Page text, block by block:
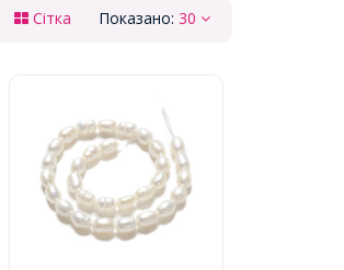
Показано: 30
Сітка